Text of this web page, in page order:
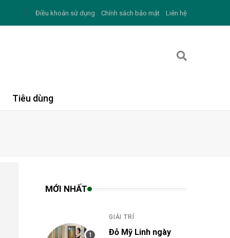
Điều khoản sử dụng Chính sách bảo mật Liên hệ
Tiêu dùng
MỚI NHẤT
GIẢI TRÍ
Đỗ Mỹ Linh ngày